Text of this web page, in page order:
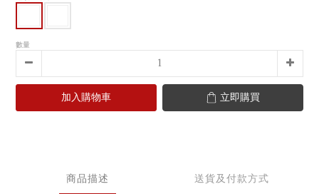
數量
加入購物車 立即購買
商品描述 送貨及付款方式